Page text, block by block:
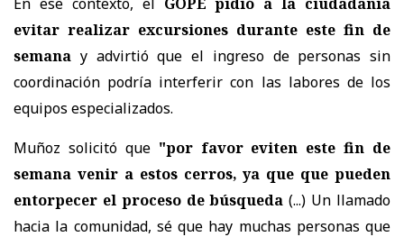
evitar realizar excursiones durante este fin de
semana y advirtió que el ingreso de personas sin
coordinación podría interferir con las labores de los
equipos especializados.
Muñoz solicitó que "por favor eviten este fin de
semana venir a estos cerros, ya que que pueden
entorpecer el proceso de búsqueda (...) Un llamado
hacia la comunidad, sé que hay muchas personas que